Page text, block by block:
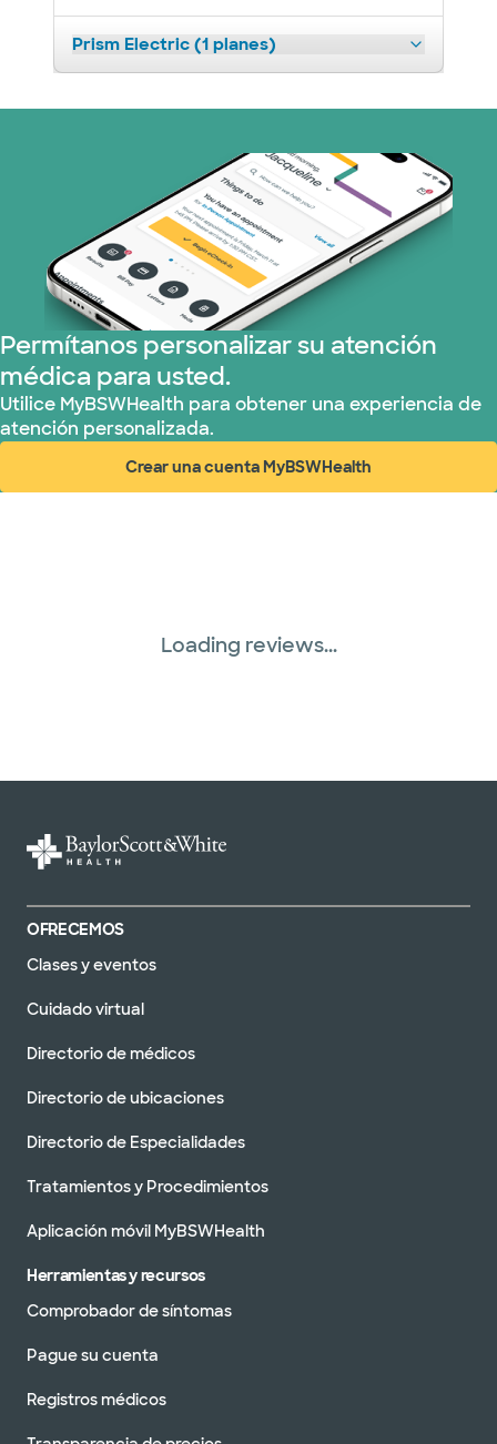
Prism Electric (1 planes)
Permítanos personalizar su atención
médica para usted.
Utilice MyBSWHealth para obtener una experiencia de
atención personalizada.
Crear una cuenta MyBSWHealth
(abre en ventana nueva)
Loading reviews...
OFRECEMOS
Clases y eventos
Cuidado virtual
Directorio de médicos
Directorio de ubicaciones
Directorio de Especialidades
Tratamientos y Procedimientos
Aplicación móvil MyBSWHealth
Herramientas y recursos
Comprobador de síntomas
Pague su cuenta
Registros médicos